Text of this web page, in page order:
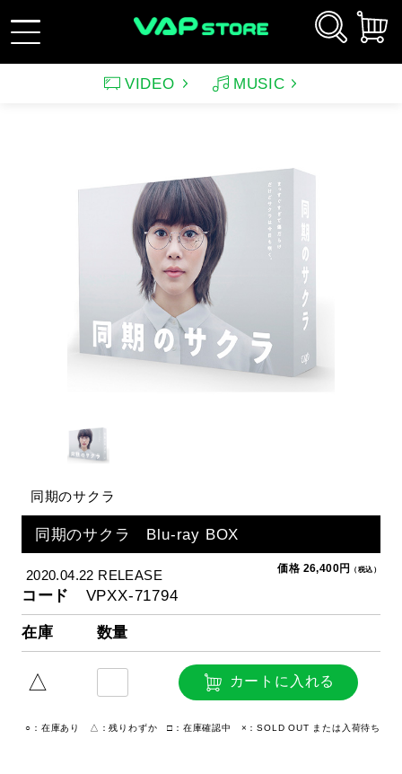
新規会員登録 ログイン
VIDEO MUSIC
アニメーション（CD）
アンパンマン音楽商品
その他
アニメーション
ルパン三世
イメージ
スポーツ・格闘技
同期のサクラ
同期のサクラ Blu-ray BOX
2020.04.22 RELEASE 価格 26,400円 （税込）
コード VPXX-71794
在庫 数量
△ カートに入れる
○：在庫あり △：残りわずか □：在庫確認中 ×：SOLD OUT または入荷待ち